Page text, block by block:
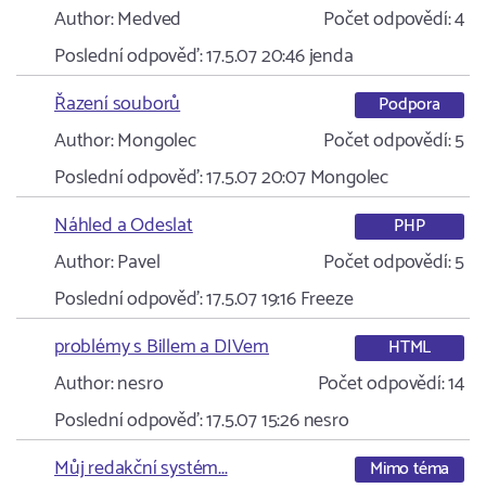
Author:Medved Počet odpovědí:4
Poslední odpověď:17.5.07 20:46jenda
Řazení souborů
Podpora
Author:Mongolec Počet odpovědí:5
Poslední odpověď:17.5.07 20:07Mongolec
Náhled a Odeslat
PHP
Author:Pavel Počet odpovědí:5
Poslední odpověď:17.5.07 19:16Freeze
problémy s Billem a DIVem
HTML
Author:nesro Počet odpovědí:14
Poslední odpověď:17.5.07 15:26nesro
Můj redakční systém...
Mimo téma